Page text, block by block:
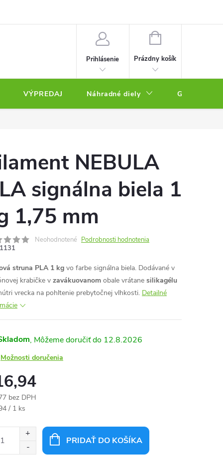
Prihlásenie
NÁKUPNÝ
Prázdny košík
VÝPREDAJ Náhradné diely
NEBULA
signálna biela 1
1,75 mm
Neohodnotené Podrobnosti hodnotenia
1131
struna PLA 1 kg vo farbe signálna biela. Dodávané v
krabičke v zavákuovanom obale vrátane silikagélu
vrecka na pohltenie prebytočnej vlhkosti. Detailné
12.8.2026
Možnosti doručenia
bez DPH
/ 1 ks
PRIDAŤ DO KOŠÍKA